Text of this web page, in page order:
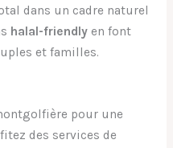
dans un cadre naturel
halal-friendly en font
et familles.
pour une
des services de